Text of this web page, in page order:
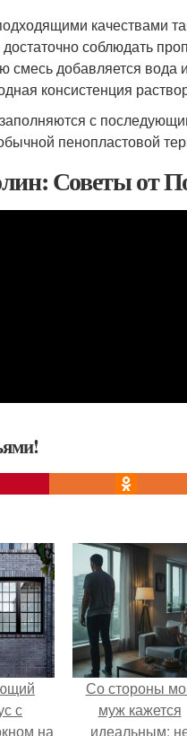
качествами
достаточно соблюдать
смесь добавляется
консистенция
с
пенопластовой
Советы от
с
на
Со стороны
муж кажется
идеальным: